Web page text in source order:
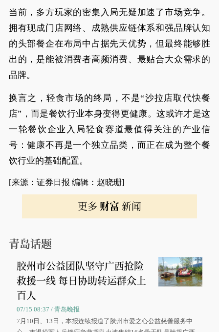
当前，多方玩家的密集入局无疑加速了市场竞争。
拥有现成门店网络、成熟供应链体系和强品牌认知
的头部餐企在布局中占据先天优势，但最终能够胜
出的，是能被消费者高频消费、最贴合大众需求的
品牌。
换言之，轻食市场的终局，不是“沙拉店取代快餐
店”，而是餐饮行业本身变得更健康。这或许才是这
一轮餐饮企业入局轻食赛道最值得关注的产业信
号：健康不再是一个独立品类，而正在成为整个餐
饮行业的基础配置。
[来源：证券日报 编辑：赵晓珊]
更多 财富 新闻
青岛话题
胶州市公益团队坚守广西抢险
救援一线 每日协助转运群众上
百人
07/15 08:37 / 青岛晚报
7月10日、13日，本报连续报道了胶州市爱之心公益慈善服务中